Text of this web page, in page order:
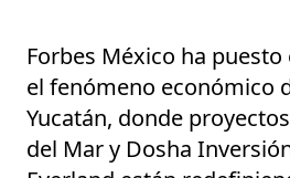
Forbes México ha
el fenómeno económico
Yucatán, donde
del Mar y Dosha